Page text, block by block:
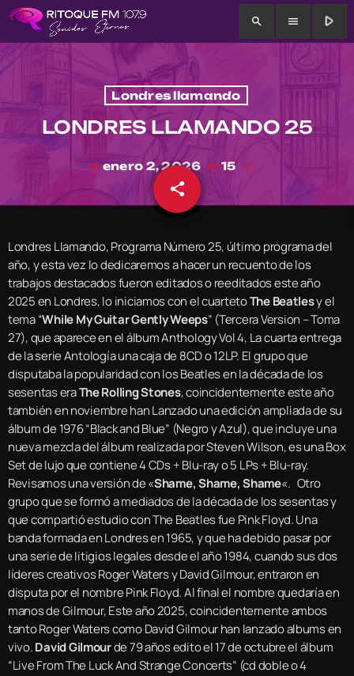
search menu play_arrow
Londres llamando
LONDRES LLAMANDO 25
today enero 2, 2026 15
share
email
Londres Llamando, Programa Número 25, último programa del
año, y esta vez lo dedicaremos a hacer un recuento de los
trabajos destacados fueron editados o reeditados este año
2025 en Londres, lo iniciamos con el cuartetoThe Beatlesy el
tema “While My Guitar Gently Weeps” (Tercera Version – Toma
27), que aparece en el álbum Anthology Vol 4, La cuarta entrega
de la serie Antología una caja de 8CD o 12LP. El grupo que
disputaba la popularidad con los Beatles en la década de los
sesentas eraThe Rolling Stones, coincidentemente este año
también en noviembre han Lanzado una edición ampliada de su
álbum de 1976 “Black and Blue” (Negro y Azul), que incluye una
nueva mezcla del álbum realizada por Steven Wilson, es una Box
Set de lujo que contiene 4 CDs + Blu-ray o 5 LPs + Blu-ray.
Revisamos una versión de «Shame, Shame, Shame«. Otro
grupo que se formó a mediados de la década de los sesentas y
que compartió estudio con The Beatles fue Pink Floyd. Una
banda formada en Londres en 1965, y que ha debido pasar por
una serie de litigios legales desde el año 1984, cuando sus dos
líderes creativos Roger Waters y David Gilmour, entraron en
disputa por el nombre Pink Floyd. Al final el nombre quedaría en
manos de Gilmour, Este año 2025, coincidentemente ambos
tanto Roger Waters como David Gilmour han lanzado albums en
vivo.David Gilmourde 79 años edito el 17 de octubre el álbum
“Live From The Luck And Strange Concerts” (cd doble o 4